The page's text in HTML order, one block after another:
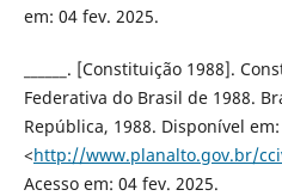
em: 04 fev. 2025.
______. [Constituição 1988].
Federativa do Brasil de 1988.
República, 1988. Disponível em:
<http://www.planalto.gov.br/
Acesso em: 04 fev. 2025.